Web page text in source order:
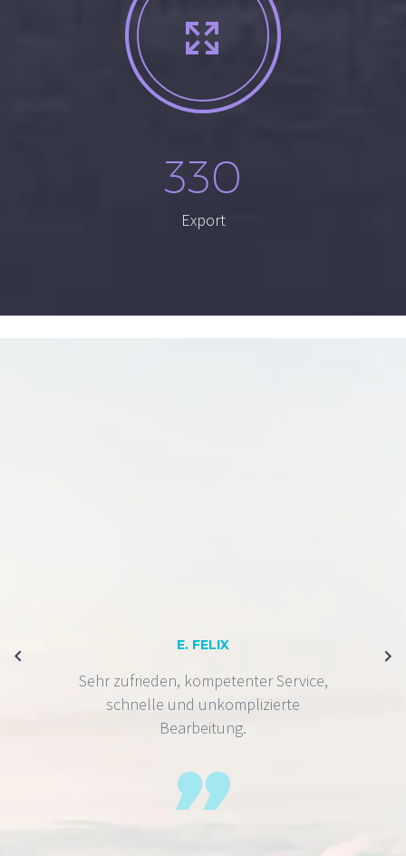


330
Export
E. FELIX
Sehr zufrieden, kompetenter Service,
schnelle und unkomplizierte
Bearbeitung.